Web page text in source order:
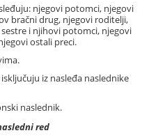
njegovi potomci, njegovi
bračni drug, njegovi roditelji,
i njihovi potomci, njegovi
ostali preci.
iz nasleđa naslednike
naslednik.
red